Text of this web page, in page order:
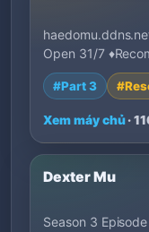
Open 31/7
1…
#Part 3
Xem máy chủ·
Dexter Mu
Season 3